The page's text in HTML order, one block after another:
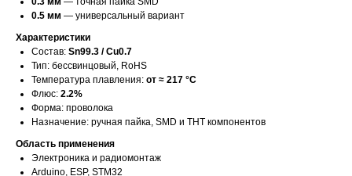
0.5 мм — универсальный вариант
Характеристики
Состав: Sn99.3 / Cu0.7
Тип: бессвинцовый, RoHS
Температура плавления: от ≈ 217 °C
Флюс: 2.2%
Форма: проволока
Назначение: ручная пайка, SMD и THT компонентов
Область применения
Электроника и радиомонтаж
Arduino, ESP, STM32